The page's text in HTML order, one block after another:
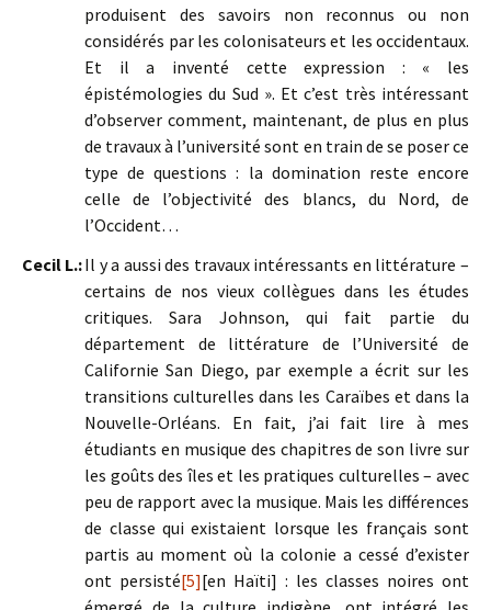
produisent des savoirs non reconnus ou non
considérés par les colonisateurs et les occidentaux.
Et il a inventé cette expression : « les
épistémologies du Sud ». Et c’est très intéressant
d’observer comment, maintenant, de plus en plus
de travaux à l’université sont en train de se poser ce
type de questions : la domination reste encore
celle de l’objectivité des blancs, du Nord, de
l’Occident…
Cecil L.:Il y a aussi des travaux intéressants en littérature –
certains de nos vieux collègues dans les études
critiques. Sara Johnson, qui fait partie du
département de littérature de l’Université de
Californie San Diego, par exemple a écrit sur les
transitions culturelles dans les Caraïbes et dans la
Nouvelle-Orléans. En fait, j’ai fait lire à mes
étudiants en musique des chapitres de son livre sur
les goûts des îles et les pratiques culturelles – avec
peu de rapport avec la musique. Mais les différences
de classe qui existaient lorsque les français sont
partis au moment où la colonie a cessé d’exister
ont persisté[5][en Haïti] : les classes noires ont